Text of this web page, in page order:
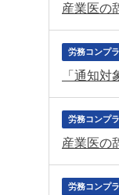
産業医の
労務コンプ
「通知
労務コンプ
労務コンプ